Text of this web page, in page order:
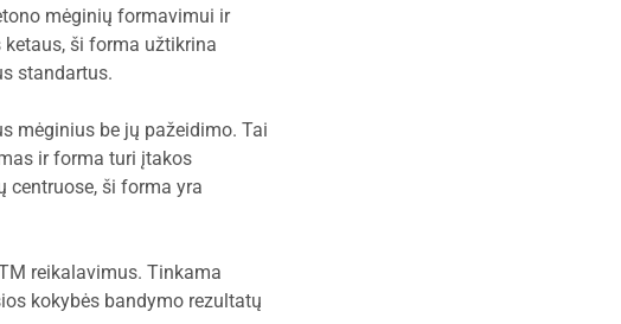
mėginių formavimui ir
ši forma užtikrina
standartus.
mėginius be jų pažeidimo. Tai
ir forma turi įtakos
centruose, ši forma yra
reikalavimus. Tinkama
kokybės bandymo rezultatų